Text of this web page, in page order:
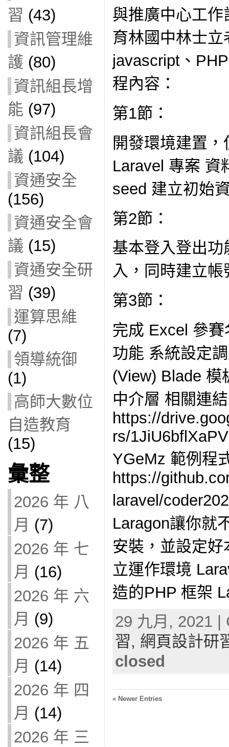
習 (43)
資訊管理維
護 (80)
資訊組長增
能 (97)
資訊組長會
議 (104)
資通安全
(156)
資通安全會
議 (15)
資通安全研
習 (39)
運算思維
(7)
領導統御
(1)
高師大數位
自造教育
(15)
彙整
2026 年 八
月 (7)
2026 年 七
月 (16)
2026 年 六
月 (9)
2026 年 五
月 (14)
2026 年 四
月 (14)
2026 年 三
與推廣中心工
育林國中林士
javascript、
程內容：
第1節：
開發環境建置
Laravel 專案 資
seed 建立初始
第2節：
基本登入登出
入，同時建立
第3節：
完成 Excel 參
功能 系統設定
(View) Blade 模
中介層 相關連
https://
rs/
YGeMz 範例程
https://
laravel/
Laragon讓你就
安裝，並設定
立運作環境
造的PHP 框架
29 九月, 2021
習, 網頁設計研
closed
« Newer Entries